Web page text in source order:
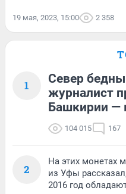
19 мая, 2023, 15:00 2 358
1
Север
журналист
Башкирии —
104 015 167
2
На этих монетах
из Уфы
2016 год